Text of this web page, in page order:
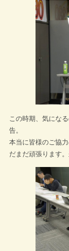
この時期、気にな
告。
本当に皆様のご協
だまだ頑張ります